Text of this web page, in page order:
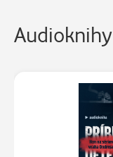
Audioknihy